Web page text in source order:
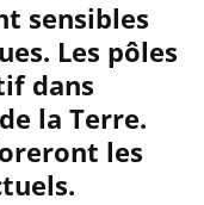
sensibles
Les pôles
dans
la Terre.
les